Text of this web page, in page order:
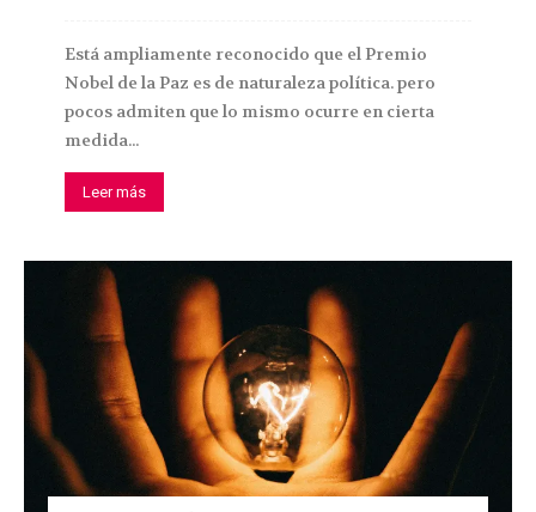
Está ampliamente reconocido que el Premio
Nobel de la Paz es de naturaleza política. pero
pocos admiten que lo mismo ocurre en cierta
medida...
Leer más